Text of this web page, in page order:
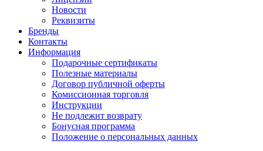
Новости
Реквизиты
Бренды
Контакты
Информация
Подарочные сертификаты
Полезные материалы
Договор публичной оферты
Комиссионная торговля
Инструкции
Не подлежит возврату
Бонусная программа
Положение о персональных данных